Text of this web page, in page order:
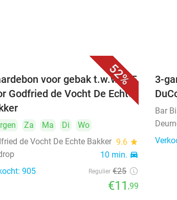
52%
voor gebak t.w.v. €25
Godfried de Vocht De Echte
Za Ma Di
Wo
de Vocht De Echte Bakker 9.6 star
10 min. directions_car
905 Regulier €25
€11,99
3-
Bar